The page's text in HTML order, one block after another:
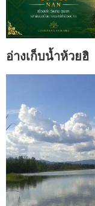
อ่างเก็บน้ำห้วยฮิ